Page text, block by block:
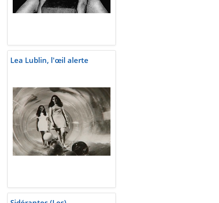
Lea Lublin, l'œil alerte